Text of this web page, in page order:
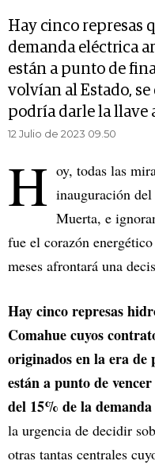
Hay cinco represas
demanda eléctrica
están a punto de
volvían al Estado,
podría darle la llave
12 Julio de 2023 09.50
H oy, todas las
inauguración
Muerta, e
fue el corazón
meses afrontará una
Hay cinco represas
Comahue cuyos
originados en la era de
están a punto de
del 15% de la demanda
la urgencia de decidir
otras tantas centrales